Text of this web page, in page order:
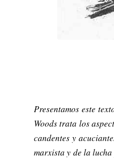
Presentamos este
Woods trata los
candentes y
marxista y de la